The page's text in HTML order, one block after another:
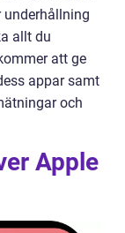
allt du
att ge
appar samt
och
Apple